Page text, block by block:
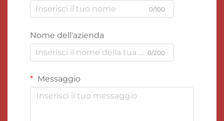
0/100
Nome dell'azienda
0/200
Messaggio